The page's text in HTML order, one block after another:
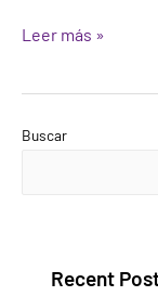
Leer más »
Buscar
Recent